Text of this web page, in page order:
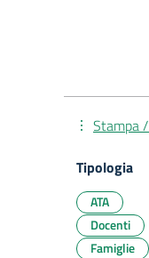
Stampa
Tipologia
ATA
Docenti
Famiglie